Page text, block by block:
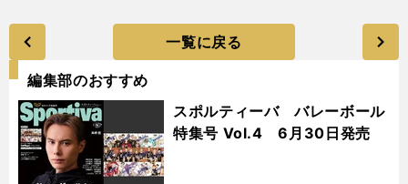
一覧に戻る
編集部のおすすめ
スポルティーバ バレーボール
特集号 Vol.4 6月30日発売